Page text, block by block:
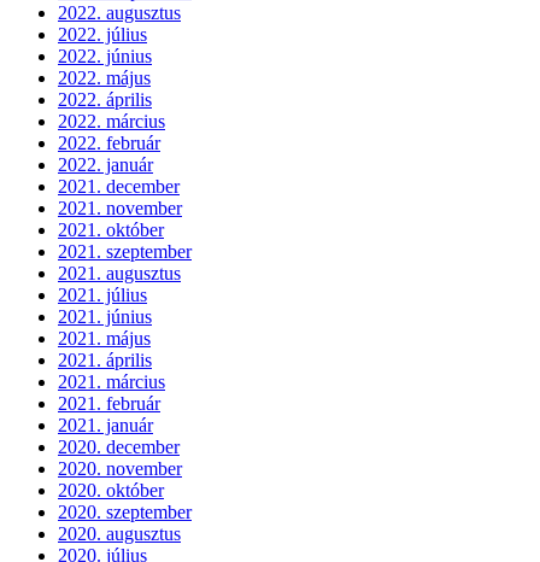
2022. augusztus
2022. július
2022. június
2022. május
2022. április
2022. március
2022. február
2022. január
2021. december
2021. november
2021. október
2021. szeptember
2021. augusztus
2021. július
2021. június
2021. május
2021. április
2021. március
2021. február
2021. január
2020. december
2020. november
2020. október
2020. szeptember
2020. augusztus
2020. július